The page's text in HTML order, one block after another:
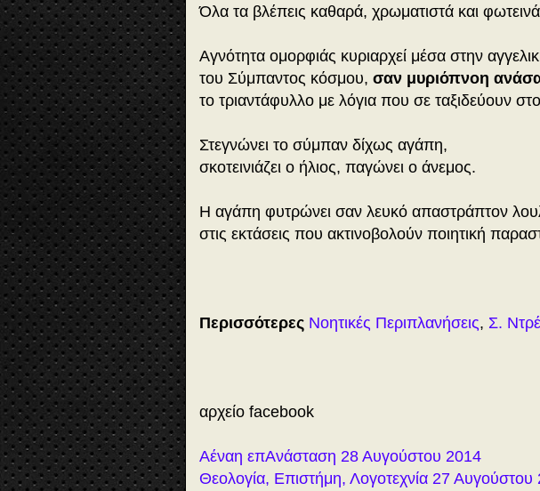
Όλα τα βλέπεις καθαρά, χρωματιστά και
Αγνότητα ομορφιάς κυριαρχεί μέσα στην
του Σύμπαντος κόσμου, σαν μυριόπνοη
το τριαντάφυλλο με λόγια που σε ταξιδεύουν
Στεγνώνει το σύμπαν δίχως αγάπη,
σκοτεινιάζει ο ήλιος, παγώνει ο άνεμος.
Η αγάπη φυτρώνει σαν λευκό απαστράπτον
στις εκτάσεις που ακτινοβολούν ποιητική
Περισσότερες Νοητικές Περιπλανήσεις, Σ.
αρχείο facebook
Αέναη επΑνάσταση 28 Αυγούστου 2014
Θεολογία, Επιστήμη, Λογοτεχνία 27 Αυγούστου